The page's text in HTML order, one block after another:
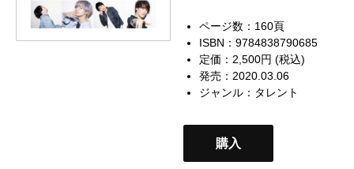
ページ数：160頁
ISBN：9784838790685
定価：2,500円 (税込)
発売：2020.03.06
ジャンル： タレント
購入